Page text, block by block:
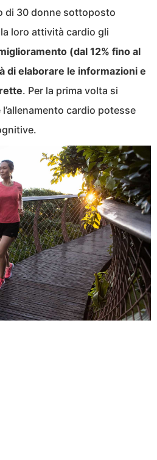
di 30 donne sottoposto
loro attività cardio gli
(dal 12% fino al
di elaborare le informazioni e
. Per la prima volta si
cardio potesse